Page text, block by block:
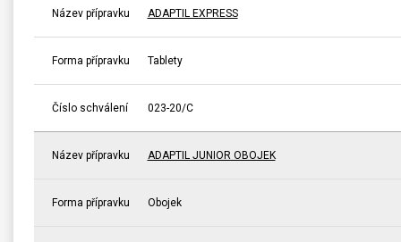
Název přípravku ADAPTIL EXPRESS
Forma přípravku Tablety
Číslo schválení 023-20/C
Název přípravku ADAPTIL JUNIOR OBOJEK
Forma přípravku Obojek